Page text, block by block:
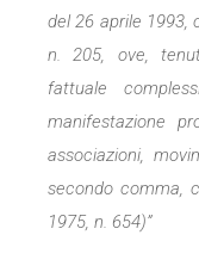
del 26 aprile 1993,
n. 205, ove,
fattuale
manifestazione
associazioni,
secondo comma,
1975, n. 654)”